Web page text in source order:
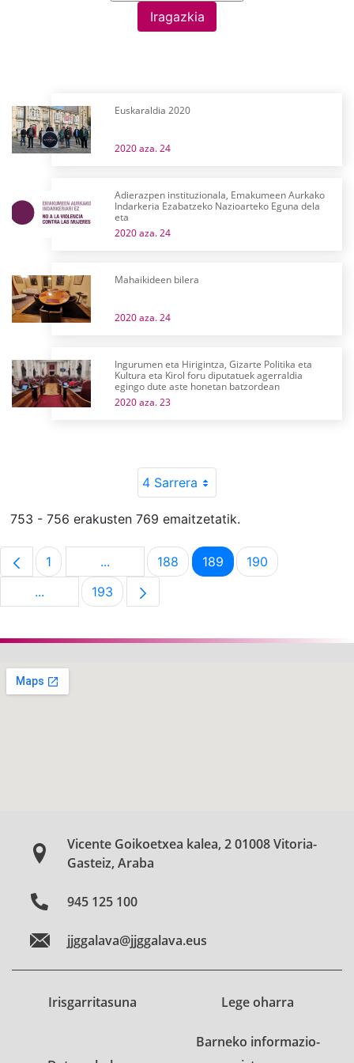
Iragazkia
Euskaraldia 2020
2020 aza. 24
Adierazpen instituzionala, Emakumeen Aurkako
Indarkeria Ezabatzeko Nazioarteko Eguna dela
eta
2020 aza. 24
Mahaikideen bilera
2020 aza. 24
Ingurumen eta Hirigintza, Gizarte Politika eta
Kultura eta Kirol foru diputatuek agerraldia
egingo dute aste honetan batzordean
2020 aza. 23
4 Sarrera
753 - 756 erakusten 769 emaitzetatik.
Orrialdea
1 ...Intermediate Pages Use TAB to navigate.
Orrialdea
188 Orrialdea
189 Orrialdea
190
...Intermediate Pages Use TAB to navigate.
Orrialdea
193
Vicente Goikoetxea kalea, 2 01008 Vitoria-
Gasteiz, Araba
945 125 100
jjggalava@jjggalava.eus
Irisgarritasuna Lege oharra
Barneko informazio-